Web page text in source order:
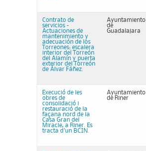
Contrato de
servicios -
Actuaciones de
mantenimiento y
adecuación de los
Torreones: escalera
interior del Torreón
del Alamín y puerta
exterior del Torreón
de Álvar Fáñez.
Ayuntamiento
de
Guadalajara
Execució de les
obres de
consolidació i
restauració de la
façana nord de la
Casa Gran del
Miracle, a Riner. Es
tracta d'un BCIN.
Ayuntamiento
de Riner